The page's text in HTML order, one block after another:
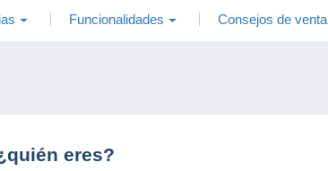
Funcionalidades Consejos de venta
eres?